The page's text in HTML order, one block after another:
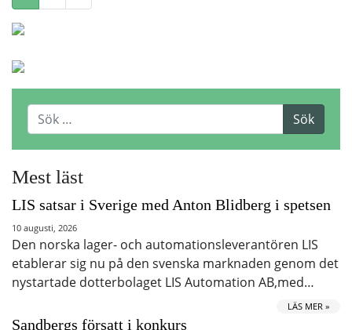
Mest läst
LIS satsar i Sverige med Anton Blidberg i spetsen
10 augusti, 2026
Den norska lager- och automationsleverantören LIS
etablerar sig nu på den svenska marknaden genom det
nystartade dotterbolaget LIS Automation AB,med…
LÄS MER »
Sandbergs försatt i konkurs